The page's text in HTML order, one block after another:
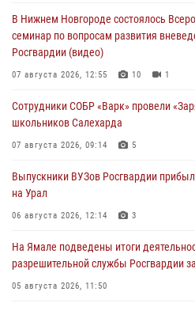
В Нижнем Новгороде состоялось
семинар по вопросам развития
Росгвардии (видео)
07 августа 2026, 12:55 10 1
Сотрудники СОБР «Варк» провели
школьников Салехарда
07 августа 2026, 09:14 5
Выпускники ВУЗов Росгвардии
на Урал
06 августа 2026, 12:14 3
На Ямале подведены итоги
разрешительной службы Росгвардии
05 августа 2026, 11:50